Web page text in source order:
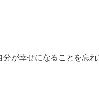
が幸せになることを忘